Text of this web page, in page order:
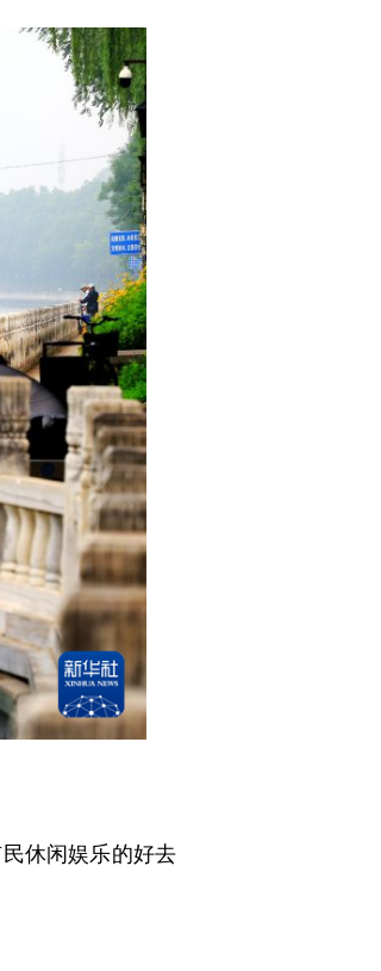
休闲娱乐的好去